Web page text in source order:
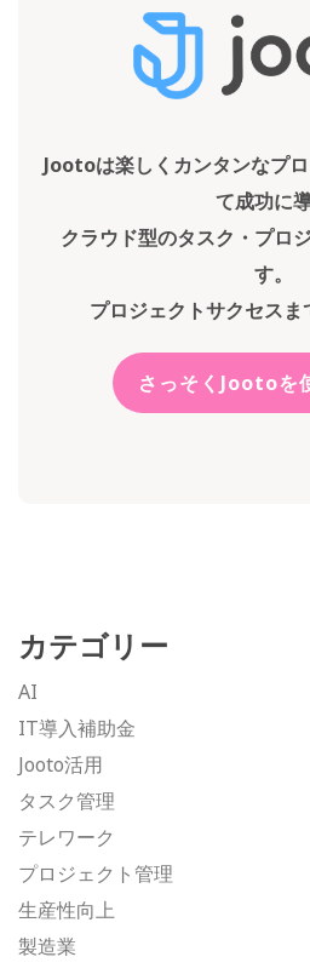
Jootoは楽しくカンタンなプ
て成功に
クラウド型のタスク・プロ
す。
プロジェクトサクセスま
さっそくJootoを
カテゴリー
AI
IT導入補助金
Jooto活用
タスク管理
テレワーク
プロジェクト管理
生産性向上
製造業